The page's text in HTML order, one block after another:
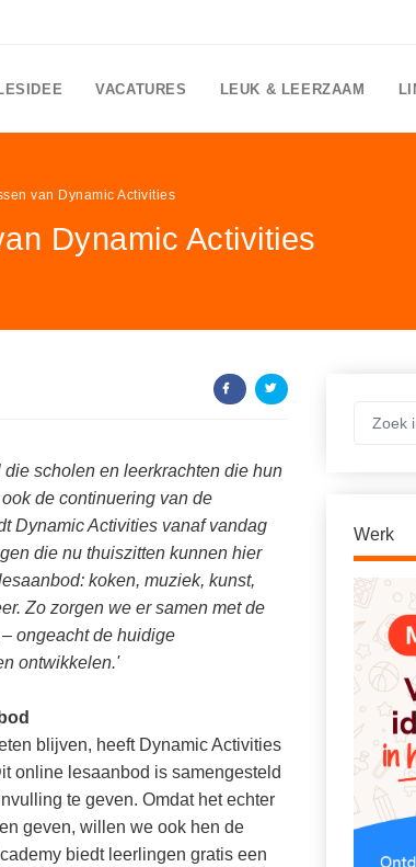
VACATURES LEUK & LEERZAAM
van Dynamic Activities
Dynamic Activities
scholen en leerkrachten die hun
de continuering van de
Dynamic Activities vanaf vandag
die nu thuiszitten kunnen hier
koken, muziek, kunst,
Zo zorgen we er samen met de
ongeacht de huidige
ontwikkelen.'
blijven, heeft Dynamic Activities
online lesaanbod is samengesteld
te geven. Omdat het echter
geven, willen we ook hen de
biedt leerlingen gratis een
Werk